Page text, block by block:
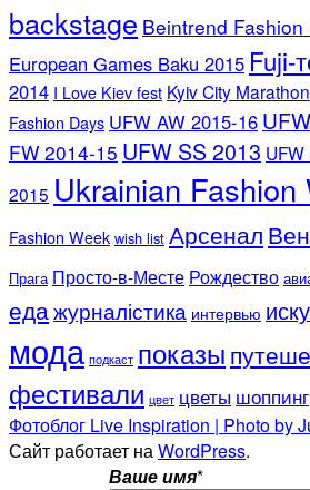
backstage Beintrend Fashion
European Games Baku 2015 Fuji-
2014 I Love Kiev fest Kyiv City Marathon
Fashion Days UFW AW 2015-16
FW 2014-15 UFW SS 2013 UFW
2015 Ukrainian Fashion
Fashion Week wish list Арсенал
Прага Просто-в-Месте Рождество
едажурналістика интервью
мода подкаст показы
фестивали цвет цветы шоппинг
Фотоблог Live Inspiration | Photo by
Сайт работает наWordPress.
Ваше имя*